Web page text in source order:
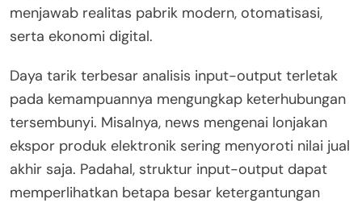
menjawab realitas pabrik modern, otomatisasi,
serta ekonomi digital.
Daya tarik terbesar analisis input-output terletak
pada kemampuannya mengungkap keterhubungan
tersembunyi. Misalnya, news mengenai lonjakan
ekspor produk elektronik sering menyoroti nilai jual
akhir saja. Padahal, struktur input-output dapat
memperlihatkan betapa besar ketergantungan